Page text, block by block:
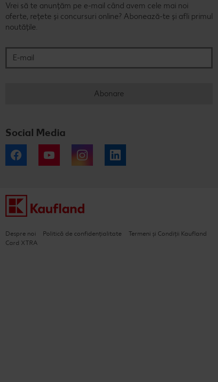
Vrei să te anunțăm pe e-mail când avem cele mai noi
oferte, rețete și concursuri online? Abonează-te și afli primul
noutățile.
Abonare
Social Media
Facebook YouTube Instagram
Despre noi Politică de confidențialitate
Termeni și Condiții Kaufland
Card XTRA